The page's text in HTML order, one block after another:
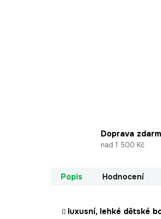
Doprava
nad 1 500 Kč
Popis Hodnocení
luxusní, lehké dětské